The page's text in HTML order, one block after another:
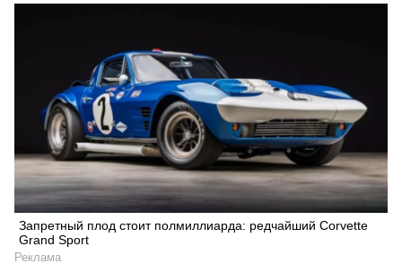
Запретный плод стоит полмиллиарда: редчайший Corvette
Grand Sport
Реклама